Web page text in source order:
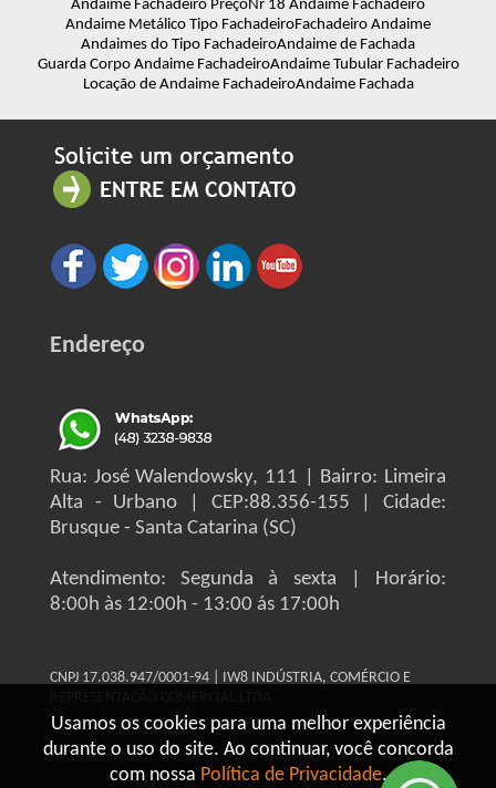
Usamos os cookies para uma melhor experiência
durante o uso do site. Ao continuar, você concorda
com nossa Política de Privacidade.
Andaime Fachadeiro PreçoNr 18 Andaime Fachadeiro
Andaime Metálico Tipo FachadeiroFachadeiro Andaime
Andaimes do Tipo FachadeiroAndaime de Fachada
Guarda Corpo Andaime FachadeiroAndaime Tubular Fachadeiro
Locação de Andaime FachadeiroAndaime Fachada
Endereço
Rua: José Walendowsky, 111 | Bairro: Limeira
Alta - Urbano | CEP:88.356-155 | Cidade:
Brusque - Santa Catarina (SC)
Atendimento: Segunda à sexta | Horário:
8:00h às 12:00h - 13:00 ás 17:00h
CNPJ 17.038.947/0001-94 | IW8 INDÚSTRIA, COMÉRCIO E